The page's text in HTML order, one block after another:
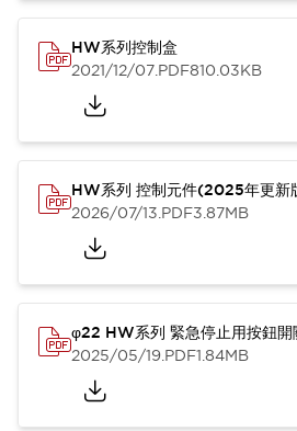
HW系列控制盒
2021/12/07.PDF810.03KB
HW系列 控制元件(2025年更新
2026/07/13.PDF3.87MB
φ22 HW系列 緊急停止用按鈕開
2025/05/19.PDF1.84MB